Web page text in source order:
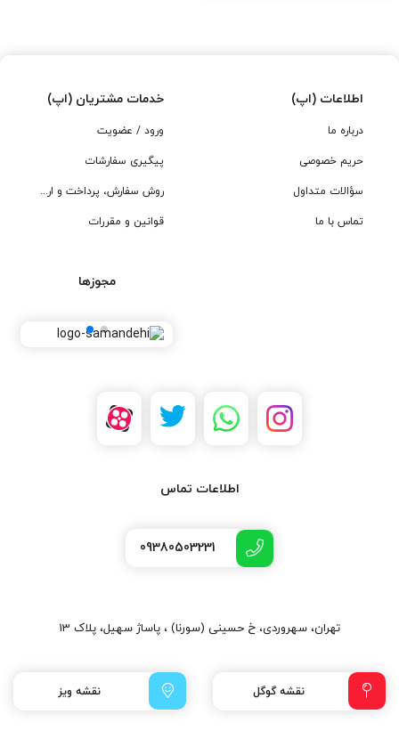
اطلاعات (اپ)
درباره ما
حریم خصوصی
سؤالات متداول
تماس با ما
خدمات مشتریان (اپ)
ورود / عضویت
پیگیری سفارشات
روش سفارش، پرداخت و ارسال
قوانین و مقررات
مجوزها
اطلاعات تماس
09380503231
تهران، سهروردی، خ حسینی (سورنا) ، پاساژ سهیل، پلاک 13
نقشه گوگل نقشه ویز